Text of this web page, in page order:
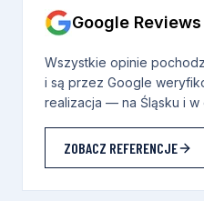
Google Reviews
Wszystkie opinie
i są przez Google
realizacja — na Śląsku i w
ZOBACZ REFERENCJE